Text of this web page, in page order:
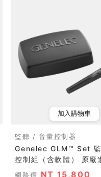
加入購物車
監聽 / 音量控制器
Genelec GLM™ Set 監聽校正
控制組（含軟體） 原廠
網路價 NT 15,800